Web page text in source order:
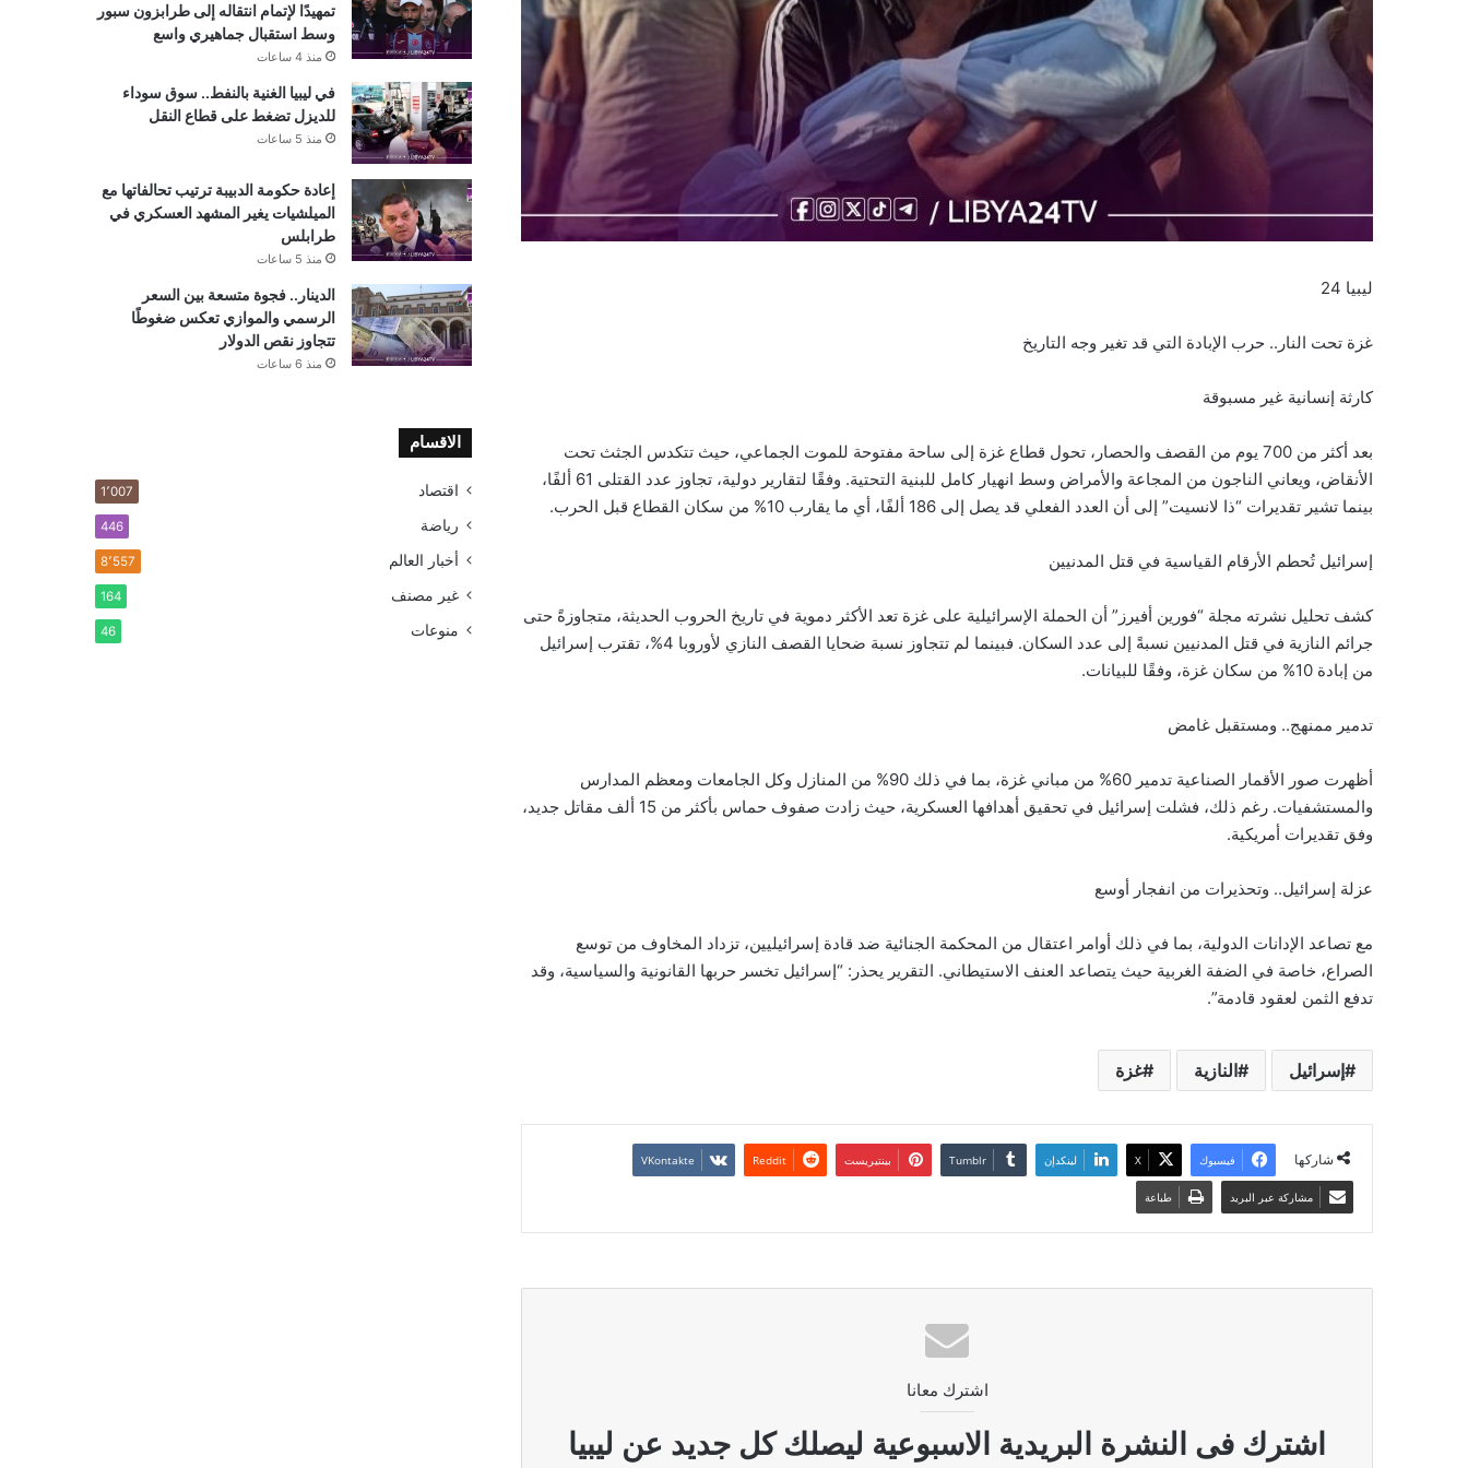
ليبيا 24
غزة تحت النار.. حرب الإبادة التي قد تغير وجه التاريخ
كارثة إنسانية غير مسبوقة
بعد أكثر من 700 يوم من القصف والحصار، تحول قطاع غزة إلى ساحة مفتوحة للموت الجماعي، حيث تتكدس الجثث تحت
الأنقاض، ويعاني الناجون من المجاعة والأمراض وسط انهيار كامل للبنية التحتية. وفقًا لتقارير دولية، تجاوز عدد القتلى 61 ألفًا،
بينما تشير تقديرات “ذا لانسيت” إلى أن العدد الفعلي قد يصل إلى 186 ألفًا، أي ما يقارب 10% من سكان القطاع قبل الحرب.
إسرائيل تُحطم الأرقام القياسية في قتل المدنيين
كشف تحليل نشرته مجلة “فورين أفيرز” أن الحملة الإسرائيلية على غزة تعد الأكثر دموية في تاريخ الحروب الحديثة، متجاوزةً حتى
جرائم النازية في قتل المدنيين نسبةً إلى عدد السكان. فبينما لم تتجاوز نسبة ضحايا القصف النازي لأوروبا 4%، تقترب إسرائيل
من إبادة 10% من سكان غزة، وفقًا للبيانات.
تدمير ممنهج.. ومستقبل غامض
أظهرت صور الأقمار الصناعية تدمير 60% من مباني غزة، بما في ذلك 90% من المنازل وكل الجامعات ومعظم المدارس
والمستشفيات. رغم ذلك، فشلت إسرائيل في تحقيق أهدافها العسكرية، حيث زادت صفوف حماس بأكثر من 15 ألف مقاتل جديد،
وفق تقديرات أمريكية.
عزلة إسرائيل.. وتحذيرات من انفجار أوسع
مع تصاعد الإدانات الدولية، بما في ذلك أوامر اعتقال من المحكمة الجنائية ضد قادة إسرائيليين، تزداد المخاوف من توسع
الصراع، خاصة في الضفة الغربية حيث يتصاعد العنف الاستيطاني. التقرير يحذر: “إسرائيل تخسر حربها القانونية والسياسية، وقد
تدفع الثمن لعقود قادمة”.
إسرائيل النازية غزة
شاركها فيسبوك ‫X لينكدإن بينتيريست
مشاركة عبر البريد طباعة
اشترك معانا
اشترك فى النشرة البريدية الاسبوعية ليصلك كل جديد عن ليبيا
تمهيدًا لإتمام انتقاله إلى طرابزون سبور
وسط استقبال جماهيري واسع
منذ 4 ساعات
في ليبيا الغنية بالنفط.. سوق سوداء
للديزل تضغط على قطاع النقل
منذ 5 ساعات
إعادة حكومة الدبيبة ترتيب تحالفاتها مع
الميلشيات يغير المشهد العسكري في
طرابلس
منذ 5 ساعات
الدينار.. فجوة متسعة بين السعر
الرسمي والموازي تعكس ضغوطًا
تتجاوز نقص الدولار
منذ 6 ساعات
الاقسام
اقتصاد 1٬007
رياضة 446
أخبار العالم 8٬557
غير مصنف 164
منوعات 46